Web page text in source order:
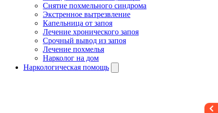
Снятие похмельного синдрома
Экстренное вытрезвление
Капельница от запоя
Лечение хронического запоя
Срочный вывод из запоя
Лечение похмелья
Нарколог на дом
Наркологическая помощь